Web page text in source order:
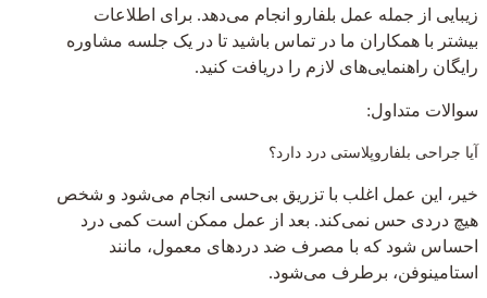
زیبایی از جمله عمل بلفارو انجام می‌دهد. برای اطلاعات
بیشتر با همکاران ما در تماس باشید تا در یک جلسه مشاوره
رایگان راهنمایی‌های لازم را دریافت کنید.
سوالات متداول:
آیا جراحی بلفاروپلاستی درد دارد؟
خیر، این عمل اغلب با تزریق بی‌حسی انجام می‌شود و شخص
هیچ دردی حس نمی‌کند. بعد از عمل ممکن است کمی درد
احساس شود که با مصرف ضد دردهای معمول، مانند
استامینوفن، برطرف می‌شود.